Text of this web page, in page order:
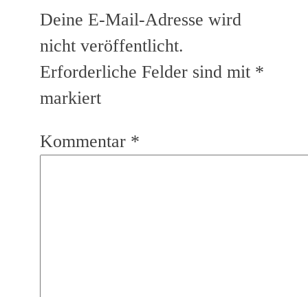
Deine E-Mail-Adresse wird
nicht veröffentlicht.
Erforderliche Felder sind mit *
markiert
Kommentar *